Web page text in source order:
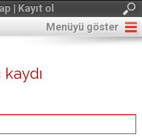
| Kayıt ol
Menüyü göster